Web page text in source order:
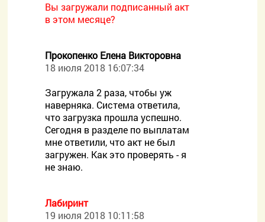
Вы загружали подписанный акт
в этом месяце?
Прокопенко Елена Викторовна
18 июля 2018 16:07:34
Загружала 2 раза, чтобы уж
наверняка. Система ответила,
что загрузка прошла успешно.
Сегодня в разделе по выплатам
мне ответили, что акт не был
загружен. Как это проверять - я
не знаю.
Лабиринт
19 июля 2018 10:11:58